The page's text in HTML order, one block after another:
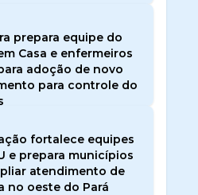
prepara equipe do
Casa e enfermeiros
adoção de novo
para controle do
fortalece equipes
e prepara municípios
atendimento de
no oeste do Pará